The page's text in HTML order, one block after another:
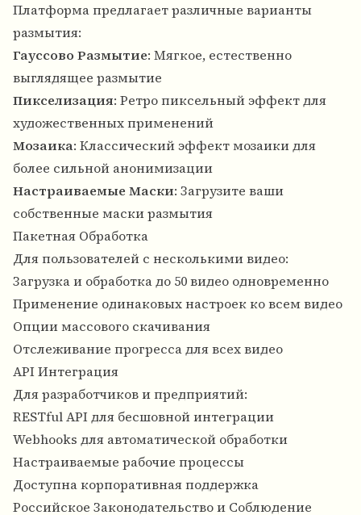
Платформа предлагает различные варианты
размытия:
Гауссово Размытие: Мягкое, естественно
выглядящее размытие
Пикселизация: Ретро пиксельный эффект для
художественных применений
Мозаика: Классический эффект мозаики для
более сильной анонимизации
Настраиваемые Маски: Загрузите ваши
собственные маски размытия
Пакетная Обработка
Для пользователей с несколькими видео:
Загрузка и обработка до 50 видео одновременно
Применение одинаковых настроек ко всем видео
Опции массового скачивания
Отслеживание прогресса для всех видео
API Интеграция
Для разработчиков и предприятий:
RESTful API для бесшовной интеграции
Webhooks для автоматической обработки
Настраиваемые рабочие процессы
Доступна корпоративная поддержка
Российское Законодательство и Соблюдение